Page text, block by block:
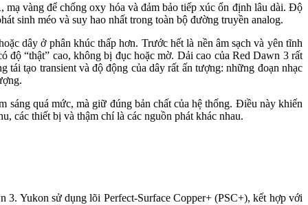
vàng để chống oxy hóa và đảm bảo tiếp xúc ổn định lâu dài. Độ
sinh méo và suy hao nhất trong toàn bộ đường truyền analog.
dây ở phân khúc thấp hơn. Trước hết là nền âm sạch và yên tĩnh
độ “thật” cao, không bị đục hoặc mờ. Dải cao của Red Dawn 3 rất
tạo transient và độ động của dây rất ấn tượng: những đoạn nhạc
sáng quá mức, mà giữ đúng bản chất của hệ thống. Điều này khiến
các thiết bị và thậm chí là các nguồn phát khác nhau.
Yukon sử dụng lõi Perfect-Surface Copper+ (PSC+), kết hợp với